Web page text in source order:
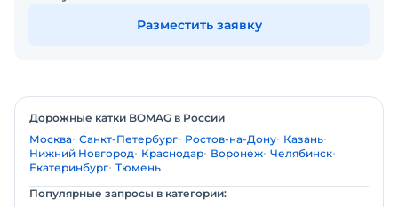
Разместить заявку
Дорожные катки BOMAG в России
Москва Санкт-Петербург Ростов-на-Дону Казань
Нижний Новгород Краснодар Воронеж Челябинск
Екатеринбург Тюмень
Популярные запросы в категории: